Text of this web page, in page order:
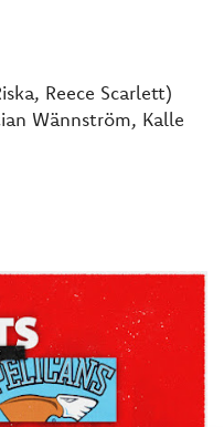
Reece Scarlett)
Wännström, Kalle